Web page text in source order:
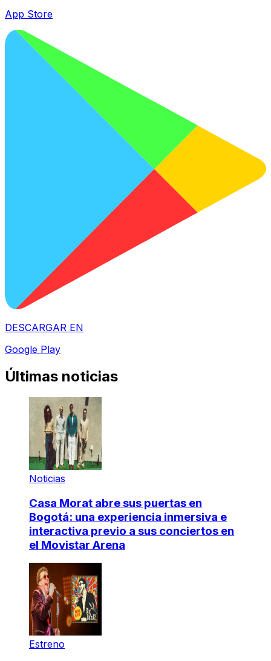
App Store
DESCARGAR EN
Google Play
Últimas noticias
Noticias
Casa Morat abre sus puertas en
Bogotá: una experiencia inmersiva e
interactiva previo a sus conciertos en
el Movistar Arena
Estreno